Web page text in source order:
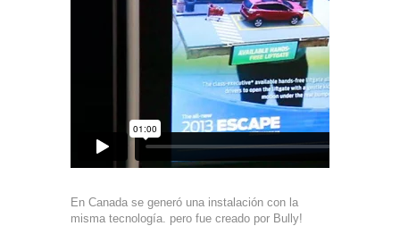
En Canada se generó una instalación con la
misma tecnología. pero fue creado por Bully!